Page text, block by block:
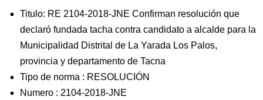
Titulo: RE 2104-2018-JNE Confirman resolución que
declaró fundada tacha contra candidato a alcalde para la
Municipalidad Distrital de La Yarada Los Palos,
provincia y departamento de Tacna
Tipo de norma : RESOLUCIÓN
Numero : 2104-2018-JNE